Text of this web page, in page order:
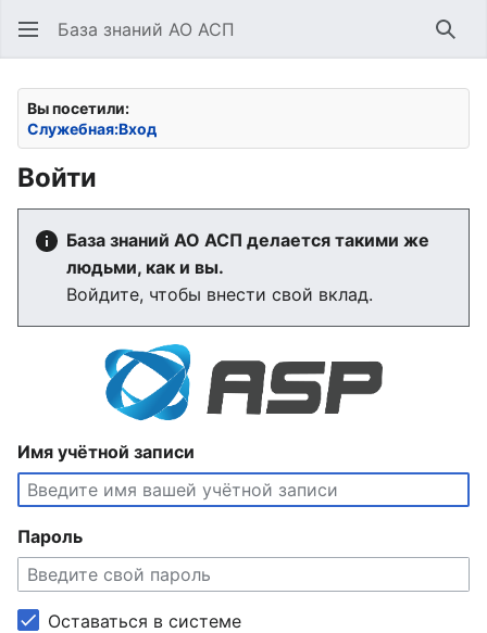
База знаний АО АСП
Вы посетили:
Служебная:Вход
Войти
База знаний АО АСП делается такими же
людьми, как и вы.
Войдите, чтобы внести свой вклад.
Имя учётной записи
Пароль
Оставаться в системе